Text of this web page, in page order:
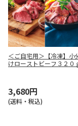
＜ご自宅用＞【冷凍】小
けローストビーフ３２０
3,680円
(送料・税込)